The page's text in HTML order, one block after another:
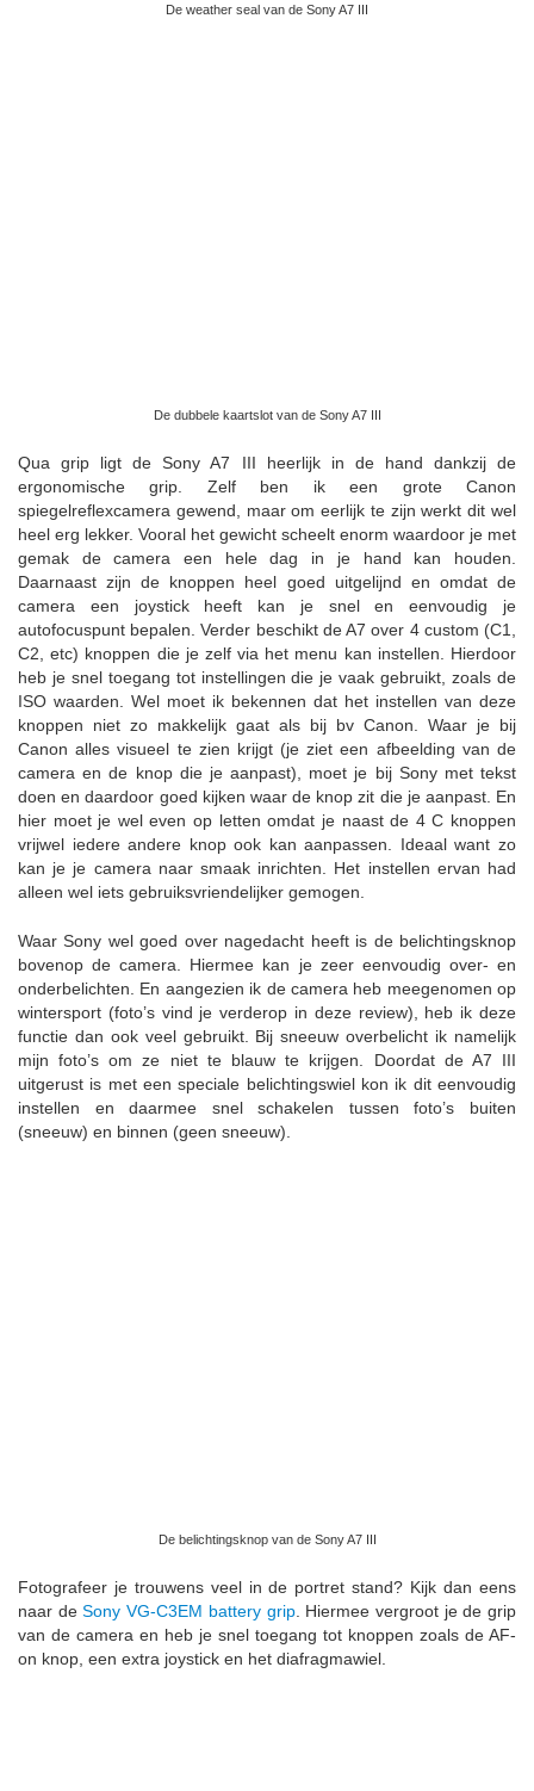
De weather seal van de Sony A7 III
De dubbele kaartslot van de Sony A7 III
Qua grip ligt de Sony A7 III heerlijk in de hand dankzij de
ergonomische grip. Zelf ben ik een grote Canon
spiegelreflexcamera gewend, maar om eerlijk te zijn werkt dit wel
heel erg lekker. Vooral het gewicht scheelt enorm waardoor je met
gemak de camera een hele dag in je hand kan houden.
Daarnaast zijn de knoppen heel goed uitgelijnd en omdat de
camera een joystick heeft kan je snel en eenvoudig je
autofocuspunt bepalen. Verder beschikt de A7 over 4 custom (C1,
C2, etc) knoppen die je zelf via het menu kan instellen. Hierdoor
heb je snel toegang tot instellingen die je vaak gebruikt, zoals de
ISO waarden. Wel moet ik bekennen dat het instellen van deze
knoppen niet zo makkelijk gaat als bij bv Canon. Waar je bij
Canon alles visueel te zien krijgt (je ziet een afbeelding van de
camera en de knop die je aanpast), moet je bij Sony met tekst
doen en daardoor goed kijken waar de knop zit die je aanpast. En
hier moet je wel even op letten omdat je naast de 4 C knoppen
vrijwel iedere andere knop ook kan aanpassen. Ideaal want zo
kan je je camera naar smaak inrichten. Het instellen ervan had
alleen wel iets gebruiksvriendelijker gemogen.
Waar Sony wel goed over nagedacht heeft is de belichtingsknop
bovenop de camera. Hiermee kan je zeer eenvoudig over- en
onderbelichten. En aangezien ik de camera heb meegenomen op
wintersport (foto’s vind je verderop in deze review), heb ik deze
functie dan ook veel gebruikt. Bij sneeuw overbelicht ik namelijk
mijn foto’s om ze niet te blauw te krijgen. Doordat de A7 III
uitgerust is met een speciale belichtingswiel kon ik dit eenvoudig
instellen en daarmee snel schakelen tussen foto’s buiten
(sneeuw) en binnen (geen sneeuw).
De belichtingsknop van de Sony A7 III
Fotografeer je trouwens veel in de portret stand? Kijk dan eens
naar deSony VG-C3EM battery grip. Hiermee vergroot je de grip
van de camera en heb je snel toegang tot knoppen zoals de AF-
on knop, een extra joystick en het diafragmawiel.